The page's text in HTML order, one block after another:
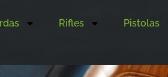
Rifles Pistolas